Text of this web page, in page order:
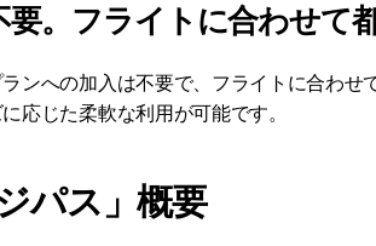
。フライトに合わせて
ンへの加入は不要で、フライトに合わせ
応じた柔軟な利用が可能です。
パス」概要